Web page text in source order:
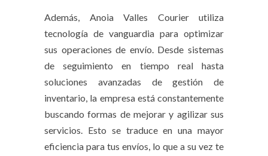
Además, Anoia Valles Courier utiliza
tecnología de vanguardia para optimizar
sus operaciones de envío. Desde sistemas
de seguimiento en tiempo real hasta
soluciones avanzadas de gestión de
inventario, la empresa está constantemente
buscando formas de mejorar y agilizar sus
servicios. Esto se traduce en una mayor
eficiencia para tus envíos, lo que a su vez te